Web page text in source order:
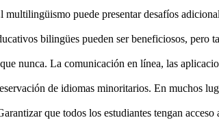
puede presentar desafíos
bilingües pueden ser beneficiosos, pero
nunca. La comunicación en línea, las
de idiomas minoritarios. En muchos
que todos los estudiantes tengan